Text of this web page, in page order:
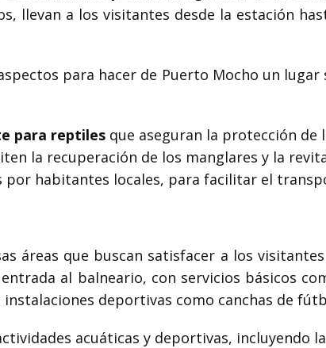
llevan a los visitantes desde la estación
para hacer de Puerto Mocho un
para reptilesque aseguran la protección de
la recuperación de los manglares y la
por habitantes locales, para facilitar el
áreas que buscan satisfacer a los
al balneario, con servicios básicos
deportivas como canchas de
acuáticas y deportivas, incluyendo